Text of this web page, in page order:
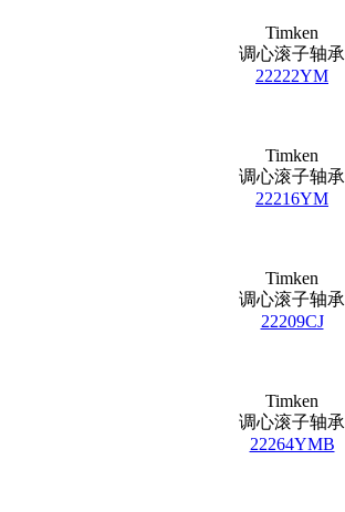
Timken
调心滚子轴承
22222YM
Timken
调心滚子轴承
22216YM
Timken
调心滚子轴承
22209CJ
Timken
调心滚子轴承
22264YMB